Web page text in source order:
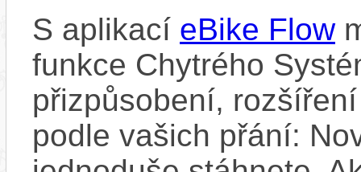
S aplikací eBike Flow
funkce Chytrého
přizpůsobení,
podle vašich přání: